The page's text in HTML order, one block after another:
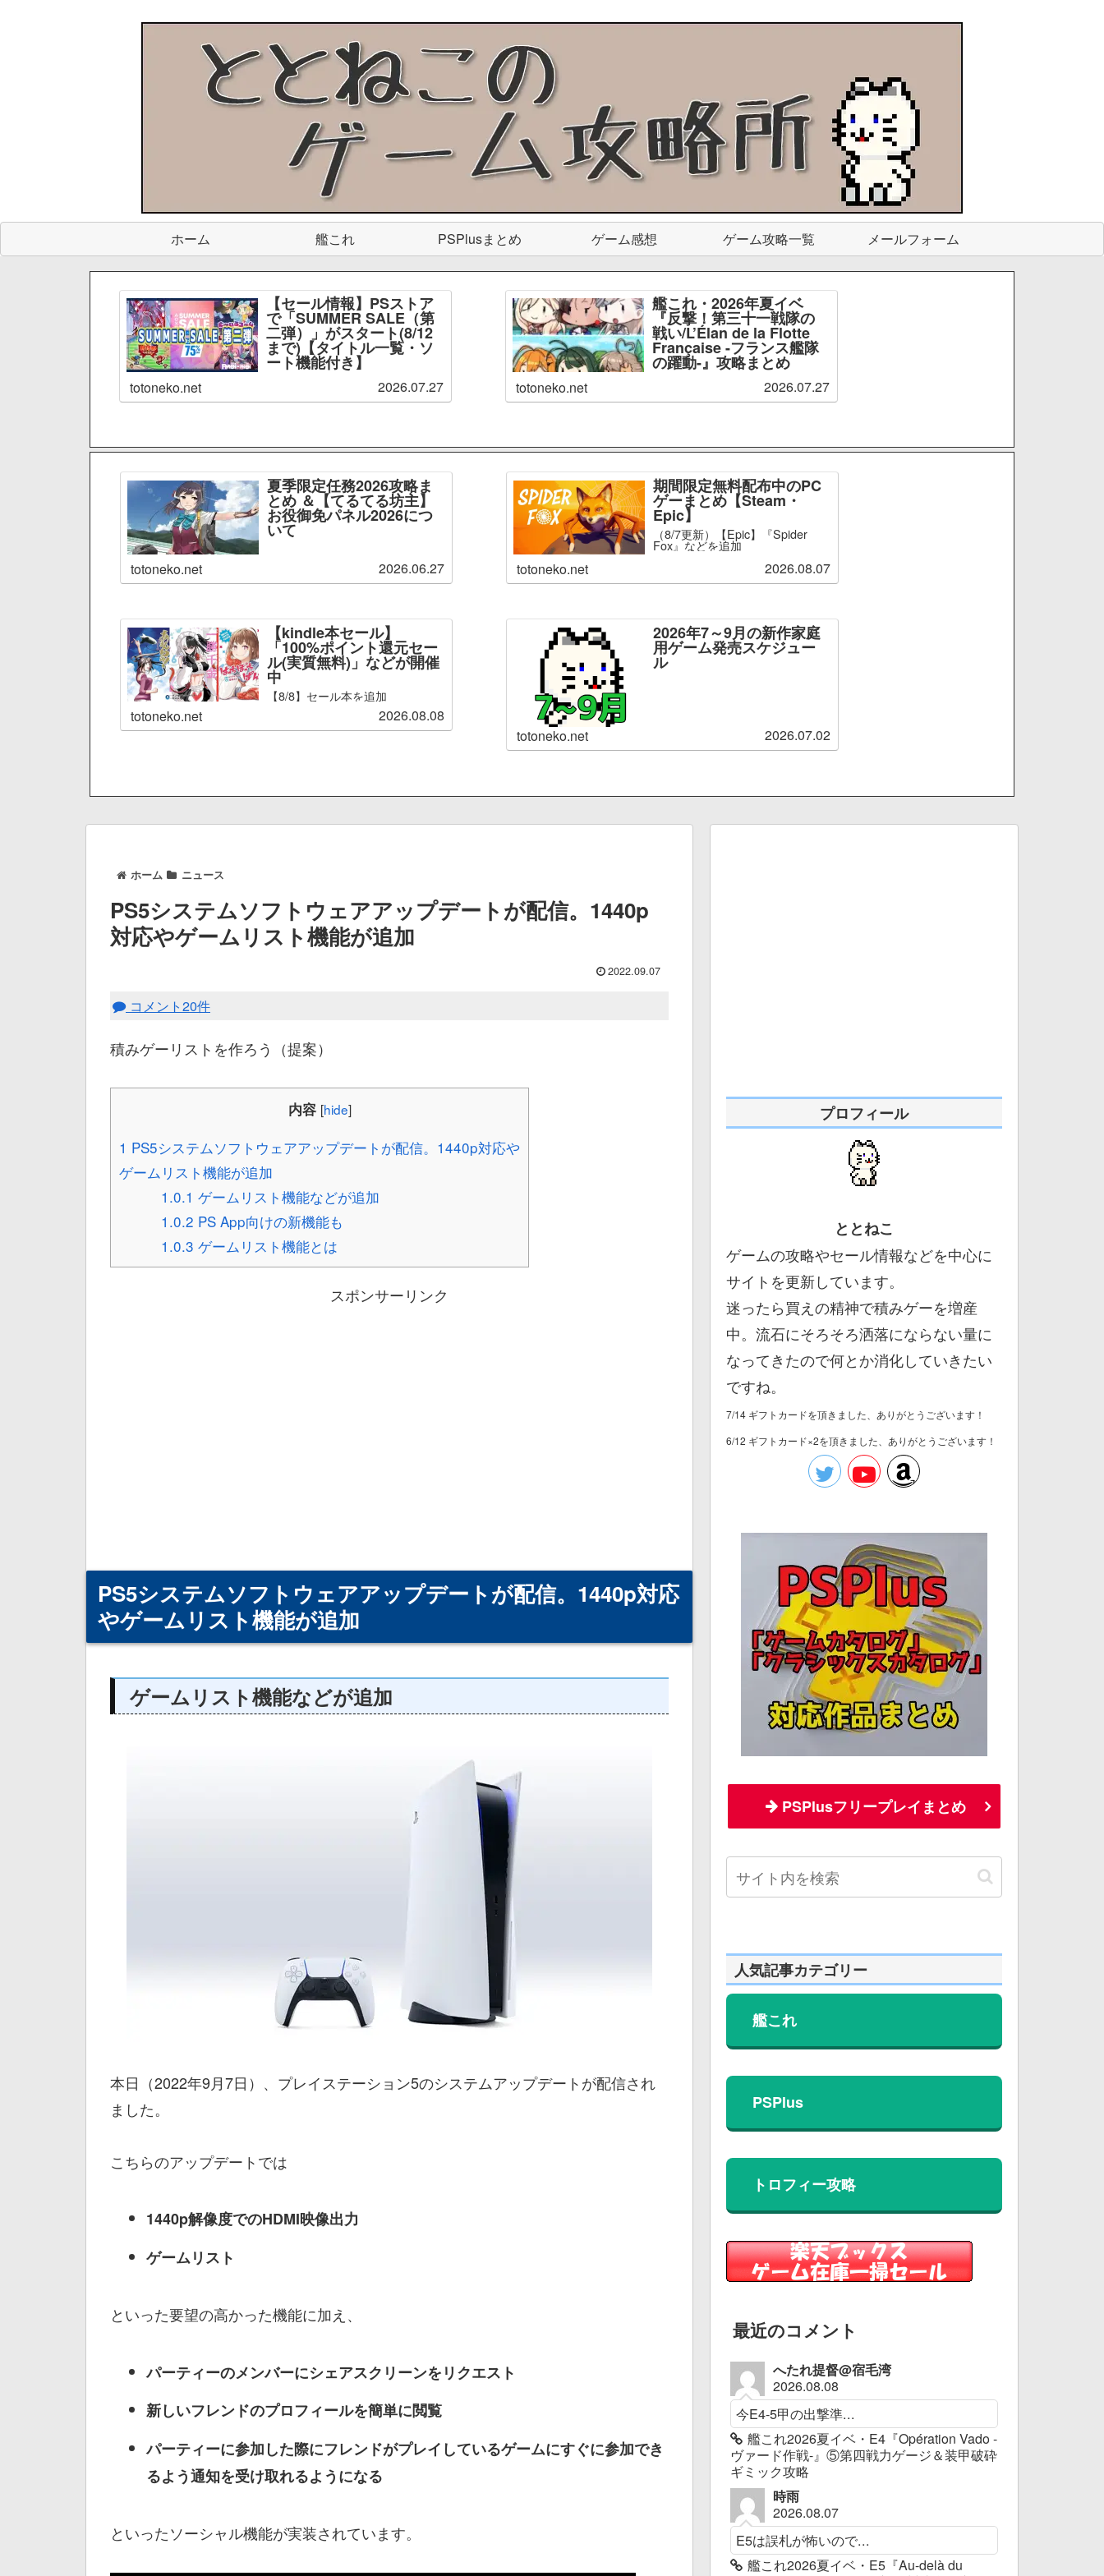
ホーム 艦これ PSPlusまとめ ゲーム感想 ゲーム攻略一覧 メールフォーム
【セール情報】PSストア
で「SUMMER SALE（第
二弾）」がスタート(8/12
まで)【タイトル一覧・ソ
ート機能付き】
totoneko.net 2026.07.27
艦これ・2026年夏イベ
『反撃！第三十一戦隊の
戦い/L’Élan de la Flotte
Française -フランス艦隊
の躍動-』攻略まとめ
totoneko.net 2026.07.27
夏季限定任務2026攻略ま
とめ ＆【てるてる坊主】
お役御免パネル2026につ
いて
totoneko.net 2026.06.27
【kindle本セール】
「100%ポイント還元セー
ル(実質無料)」などが開催
中
【8/8】セール本を追加
totoneko.net 2026.08.08
期間限定無料配布中のPC
ゲーまとめ【Steam・
Epic】
（8/7更新）【Epic】『Spider
Fox』などを追加
totoneko.net 2026.08.07
2026年7～9月の新作家庭
用ゲーム発売スケジュー
ル
totoneko.net 2026.07.02
ホーム ニュース
PS5システムソフトウェアアップデートが配信。1440p
対応やゲームリスト機能が追加
2022.09.07
コメント20件
積みゲーリストを作ろう（提案）
内容 [hide]
1 PS5システムソフトウェアアップデートが配信。1440p対応や
ゲームリスト機能が追加
1.0.1 ゲームリスト機能などが追加
1.0.2 PS App向けの新機能も
1.0.3 ゲームリスト機能とは
スポンサーリンク
PS5システムソフトウェアアップデートが配信。1440p対応
やゲームリスト機能が追加
ゲームリスト機能などが追加
本日（2022年9月7日）、プレイステーション5のシステムアップデートが配信され
ました。
こちらのアップデートでは
1440p解像度でのHDMI映像出力
ゲームリスト
といった要望の高かった機能に加え、
パーティーのメンバーにシェアスクリーンをリクエスト
新しいフレンドのプロフィールを簡単に閲覧
パーティーに参加した際にフレンドがプレイしているゲームにすぐに参加でき
るよう通知を受け取れるようになる
といったソーシャル機能が実装されています。
プロフィール
ととねこ
ゲームの攻略やセール情報などを中心に
サイトを更新しています。
迷ったら買えの精神で積みゲーを増産
中。流石にそろそろ洒落にならない量に
なってきたので何とか消化していきたい
ですね。
7/14 ギフトカードを頂きました、ありがとうございます！
6/12 ギフトカード×2を頂きました、ありがとうございます！
PSPlusフリープレイまとめ
人気記事カテゴリー
艦これ
PSPlus
トロフィー攻略
最近のコメント
へたれ提督@宿毛湾
2026.08.08
今E4-5甲の出撃準...
艦これ2026夏イベ・E4『Opération Vado -
ヴァード作戦-』⑤第四戦力ゲージ＆装甲破砕
ギミック攻略
時雨
2026.08.07
E5は誤札が怖いので...
艦これ2026夏イベ・E5『Au-delà du